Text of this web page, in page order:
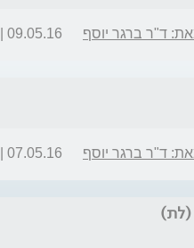
ד"ר ברגר יוסף 09.05.16 | 17:15
ד"ר ברגר יוסף 07.05.16 | 10:57
(לת)